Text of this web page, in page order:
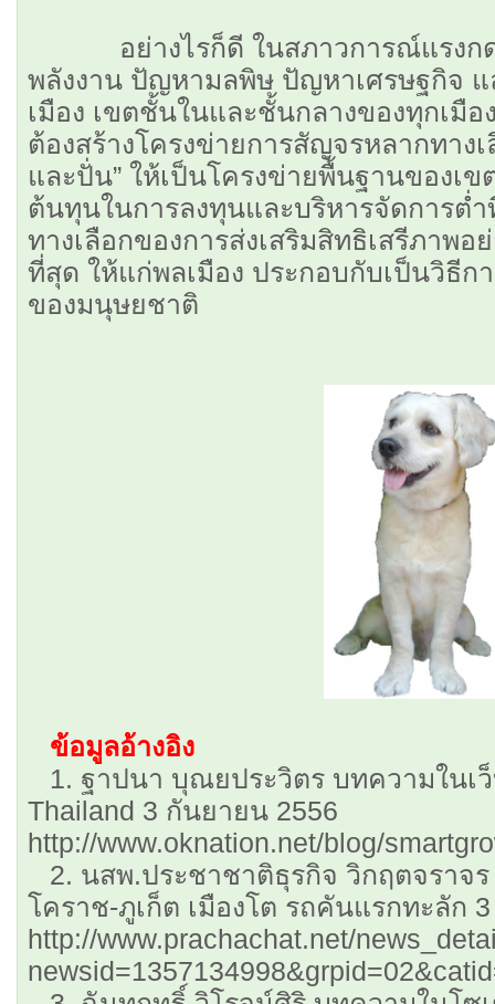
อย่างไรก็ดี ในสภาวการณ์แรงก
พลังงาน ปัญหามลพิษ ปัญหาเศรษฐกิจ
เมือง เขตชั้นในและชั้นกลางของทุกเมื
ต้องสร้างโครงข่ายการสัญจรหลากทางเ
และปั่น” ให้เป็นโครงข่ายพื้นฐานของเ
ต้นทุนในการลงทุนและบริหารจัดการตํ่า
ทางเลือกของการส่งเสริมสิทธิเสรีภาพอ
ที่สุด ให้แก่พลเมือง ประกอบกับเป็นวิธี
ของมนุษยชาติ
ข้อมูลอ้างอิง
1. ฐาปนา บุณยประวิตร บทความในเ
Thailand 3 กันยายน 2556
http://www.oknation.net/blog/
2. นสพ.ประชาชาติธุรกิจ วิกฤตจราจ
โคราช-ภูเก็ต เมืองโต รถคันแรกทะลัก
http://www.prachachat.net/